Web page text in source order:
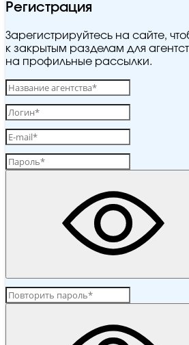
Регистрация
Зарегистрируйтесь на сайте,
к закрытым разделам для
на профильные рассылки.